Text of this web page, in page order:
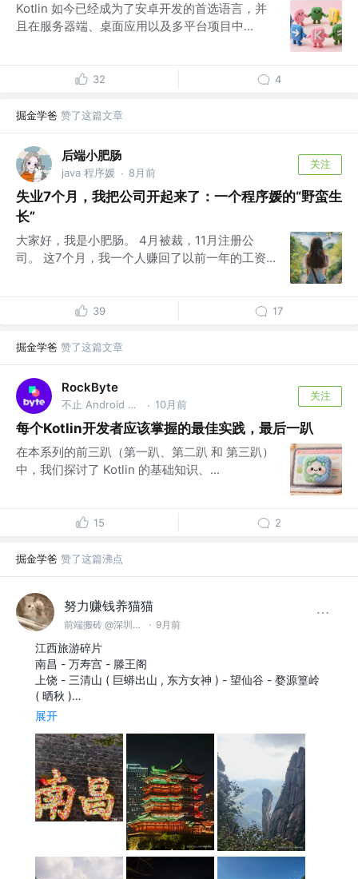
Kotlin 如今已经成为了安卓开发的首选语言，并
且在服务器端、桌面应用以及多平台项目中...
32 4
掘金学爸 赞了这篇文章
后端小肥肠
java 程序媛 · 8月前
关注
失业7个月，我把公司开起来了：一个程序媛的“野蛮生
长”
大家好，我是小肥肠。 4月被裁，11月注册公
司。 这7个月，我一个人赚回了以前一年的工资...
39 17
掘金学爸 赞了这篇文章
RockByte
不止 Android 工程师 · 10月前
关注
每个Kotlin开发者应该掌握的最佳实践，最后一趴
在本系列的前三趴（第一趴、第二趴 和 第三趴）
中，我们探讨了 Kotlin 的基础知识、...
15 2
掘金学爸 赞了这篇沸点
努力赚钱养猫猫
前端搬砖 @深圳某小型公司 · 9月前
江西旅游碎片
南昌 - 万寿宫 - 滕王阁
上饶 - 三清山 ( 巨蟒出山 , 东方女神 ) - 望仙谷 - 婺源篁岭
( 晒秋 )…
展开